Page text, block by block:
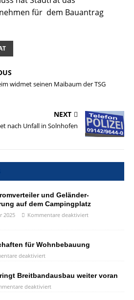
für dem Bauantrag
widmet seinen Maibaum der TSG
NEXT
nach Unfall in Solnhofen
und Geländer-
auf dem Campingplatz
2025 Kommentare deaktiviert
für Wohnbebauung
deaktiviert
Breitbandausbau weiter voran
deaktiviert